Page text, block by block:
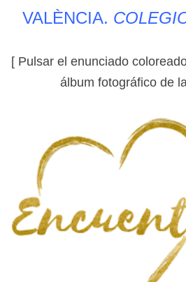
VALÈNCIA.
[ Pulsar el enunciado
álbum fotográfico de